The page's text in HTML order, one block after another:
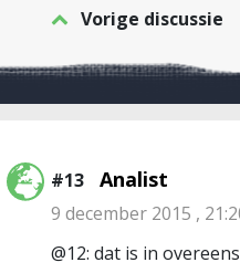
Vorige discussie
#13 Analist
9 december 2015 ,
@12: dat is in